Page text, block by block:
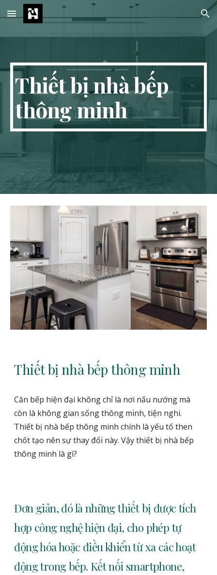
Skip to main content Skip to navigation
Thiết bị nhà bếp
thông minh
Thiết bị nhà bếp thông minh
Căn bếp hiện đại không chỉ là nơi nấu nướng mà
còn là không gian sống thông minh, tiện nghi.
Thiết bị nhà bếp thông minh chính là yếu tố then
chốt tạo nên sự thay đổi này. Vậy thiết bị nhà bếp
thông minh là gì?
Đơn giản, đó là những thiết bị được tích
hợp công nghệ hiện đại, cho phép tự
động hóa hoặc điều khiển từ xa các hoạt
động trong bếp. Kết nối smartphone,